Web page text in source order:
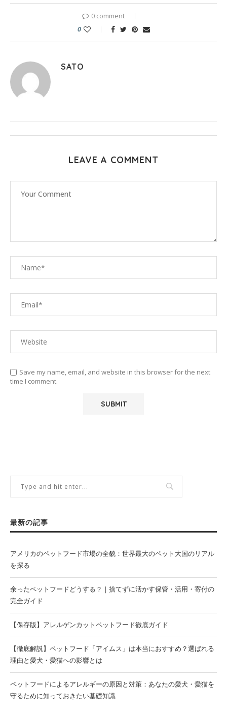
0 comment
0
SATO
LEAVE A COMMENT
Save my name, email, and website in this browser for the next
time I comment.
最新の記事
アメリカのペットフード市場の全貌：世界最大のペット大国のリアル
を探る
余ったペットフードどうする？｜捨てずに活かす保管・活用・寄付の
完全ガイド
【保存版】アレルゲンカットペットフード徹底ガイド
【徹底解説】ペットフード「アイムス」は本当におすすめ？選ばれる
理由と愛犬・愛猫への影響とは
ペットフードによるアレルギーの原因と対策：あなたの愛犬・愛猫を
守るために知っておきたい基礎知識